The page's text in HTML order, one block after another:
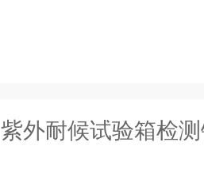
紫外耐候试验箱检